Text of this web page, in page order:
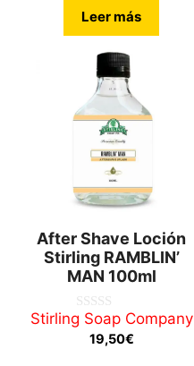
Leer más
After Shave Loción
Stirling RAMBLIN’
MAN 100ml
0
Stirling Soap Company
19,50€